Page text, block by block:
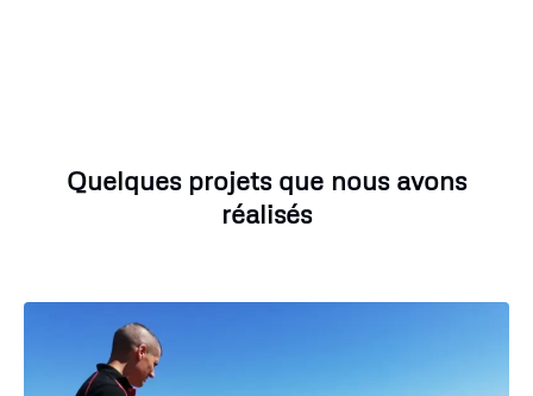
Quelques projets que nous avons
réalisés